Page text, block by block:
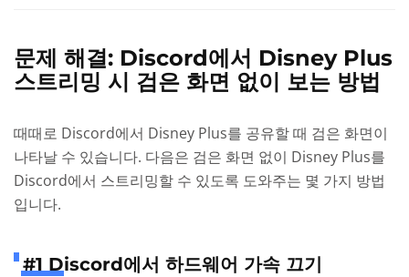
문제 해결: Discord에서 Disney Plus
스트리밍 시 검은 화면 없이 보는 방법
때때로 Discord에서 Disney Plus를 공유할 때 검은 화면이
나타날 수 있습니다. 다음은 검은 화면 없이 Disney Plus를
Discord에서 스트리밍할 수 있도록 도와주는 몇 가지 방법
입니다.
#1 Discord에서 하드웨어 가속 끄기